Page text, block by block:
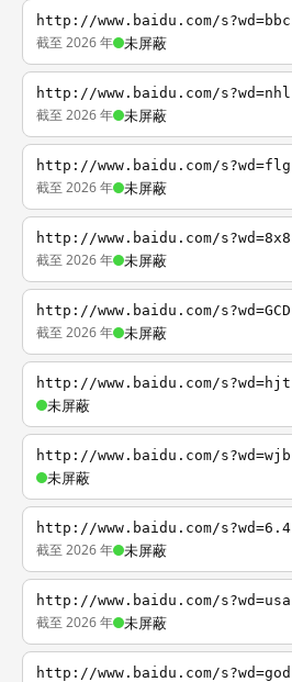
http://www.baidu.com/s?wd=bbc
截至 2026 年 未屏蔽
http://www.baidu.com/s?wd=nhl
截至 2026 年 未屏蔽
http://www.baidu.com/s?wd=flg
截至 2026 年 未屏蔽
http://www.baidu.com/s?wd=8x8
截至 2026 年 未屏蔽
http://www.baidu.com/s?wd=GCD
截至 2026 年 未屏蔽
http://www.baidu.com/s?wd=hjt
未屏蔽
http://www.baidu.com/s?wd=wjb
未屏蔽
http://www.baidu.com/s?wd=6.4
截至 2026 年 未屏蔽
http://www.baidu.com/s?wd=usa
截至 2026 年 未屏蔽
http://www.baidu.com/s?wd=god